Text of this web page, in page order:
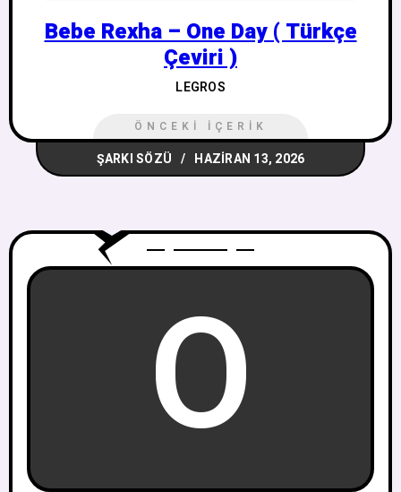
Bebe Rexha – One Day ( Türkçe
Çeviri )
LEGROS
ÖNCEKI İÇERIK
ŞARKI SÖZÜ HAZIRAN 13, 2026
O